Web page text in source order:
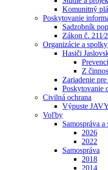
Komunitný
Poskytovanie
Sadzobník
Zákon č.
Organizácie a spolky
Hasiči
Z
Zariadenie
Poskytovanie
Civilná ochrana
Výpuste
Voľby
Samospráva a
2026
2022
Samospráva
2018
2014